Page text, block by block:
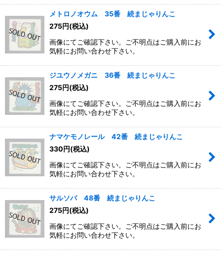
メトロノオウム 35番 続まじゃりんこ
275円(税込)
画像にてご確認下さい。ご不明点はご購入前にお
気軽にお問い合わせ下さい。
ジユウノメガニ 36番 続まじゃりんこ
275円(税込)
画像にてご確認下さい。ご不明点はご購入前にお
気軽にお問い合わせ下さい。
ナマケモノレール 42番 続まじゃりんこ
330円(税込)
画像にてご確認下さい。ご不明点はご購入前にお
気軽にお問い合わせ下さい。
サルソバ 48番 続まじゃりんこ
275円(税込)
画像にてご確認下さい。ご不明点はご購入前にお
気軽にお問い合わせ下さい。